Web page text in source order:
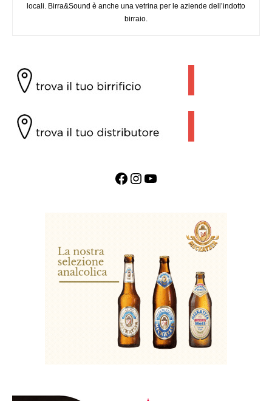
locali. Birra&Sound è anche una vetrina per le aziende dell’indotto
birraio.
Facebook InstagramYouTube